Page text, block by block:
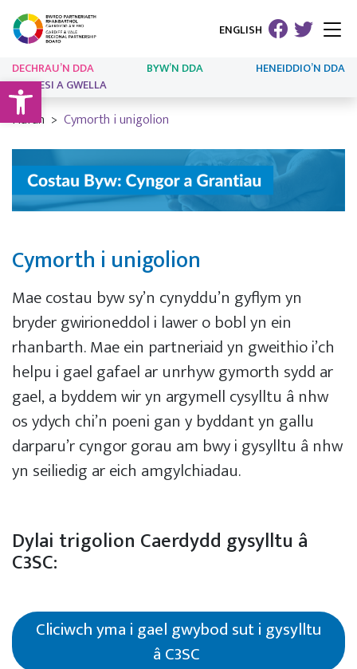
Open toolbar
ENGLISH
DECHRAU’N DDA BYW’N DDA
HENEIDDIO’N DDA
ARLOESI A GWELLA
Hafan Cymorth i unigolion
Cymorth i unigolion
Mae costau byw sy’n cynyddu’n gyflym yn
bryder gwirioneddol i lawer o bobl yn ein
rhanbarth. Mae ein partneriaid yn gweithio i’ch
helpu i gael gafael ar unrhyw gymorth sydd ar
gael, a byddem wir yn argymell cysylltu â nhw
os ydych chi’n poeni gan y byddant yn gallu
darparu’r cyngor gorau am bwy i gysylltu â nhw
yn seiliedig ar eich amgylchiadau.
Dylai trigolion Caerdydd gysylltu â
C3SC:
Cliciwch yma i gael gwybod sut i gysylltu
â C3SC